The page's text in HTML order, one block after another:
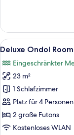
Zweibettzimmer,
Meerblick
Alle
Fotos
für
Deluxe
Ondol
Room,
Park
Ocean
8
Deluxe Ondol
Eingeschränkter
23 m²
1 Schlafzimmer
Platz für 4 Personen
2 große Futons
Kostenloses WLAN